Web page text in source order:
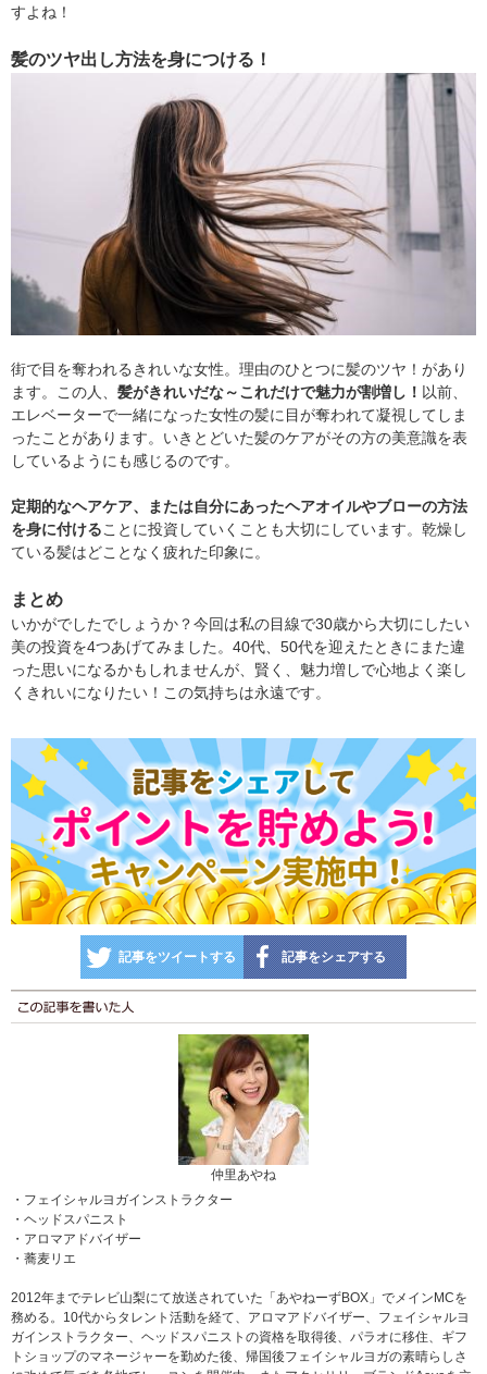
すよね！
髪のツヤ出し方法を身につける！
街で目を奪われるきれいな女性。理由のひとつに髪のツヤ！があり
ます。この人、 髪がきれいだな～これだけで魅力が割増し！ 以前、
エレベーターで一緒になった女性の髪に目が奪われて凝視してしま
ったことがあります。いきとどいた髪のケアがその方の美意識を表
しているようにも感じるのです。
定期的なヘアケア、または自分にあったヘアオイルやブローの方法
を身に付けることに投資していくことも大切にしています。乾燥し
ている髪はどことなく疲れた印象に。
まとめ
いかがでしたでしょうか？今回は私の目線で30歳から大切にしたい
美の投資を4つあげてみました。40代、50代を迎えたときにまた違
った思いになるかもしれませんが、賢く、魅力増しで心地よく楽し
くきれいになりたい！この気持ちは永遠です。
記事をツイートする 記事をシェアする
仲里あやね
・フェイシャルヨガインストラクター
・ヘッドスパニスト
・アロマアドバイザー
・蕎麦リエ
2012年までテレビ山梨にて放送されていた「あやねーずBOX」でメインMCを
務める。10代からタレント活動を経て、アロマアドバイザー、フェイシャルヨ
ガインストラクター、ヘッドスパニストの資格を取得後、パラオに移住、ギフ
トショップのマネージャーを勤めた後、帰国後フェイシャルヨガの素晴らしさ